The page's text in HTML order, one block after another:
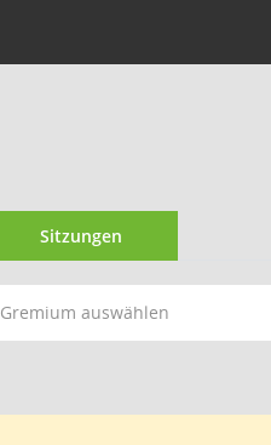
Sitzungen
Gremium auswählen